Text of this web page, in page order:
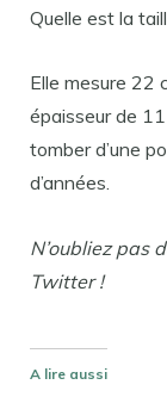
Quelle est la
Elle mesure 22
épaisseur de
tomber d’une
d’années.
N’oubliez pas
Twitter !
A lire aussi